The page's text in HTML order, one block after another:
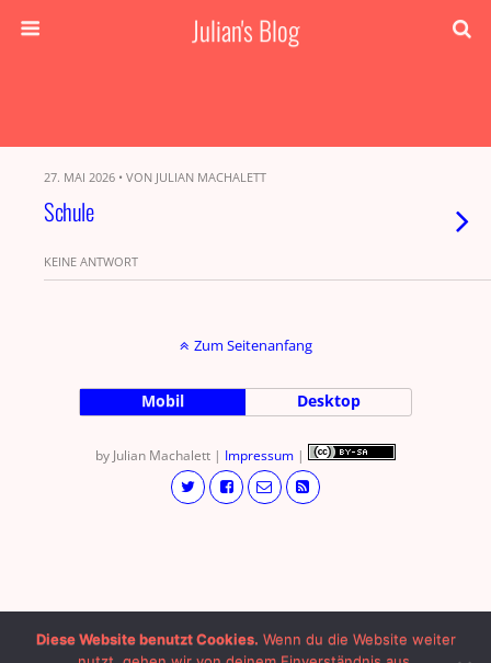
Julian's Blog
27. MAI 2026 • VON JULIAN MACHALETT
Schule
KEINE ANTWORT
Zum Seitenanfang
Mobil Desktop
by Julian Machalett | Impressum |
Diese Website benutzt Cookies. Wenn du die Website weiter